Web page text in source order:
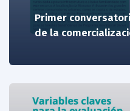
Primer
de la